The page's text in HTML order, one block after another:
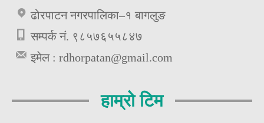
ढोरपाटन नगरपालिका–१ बागलुङ
सम्पर्क नं. ९८५७६५५८४७
इमेल : rdhorpatan@gmail.com
हाम्रो टिम